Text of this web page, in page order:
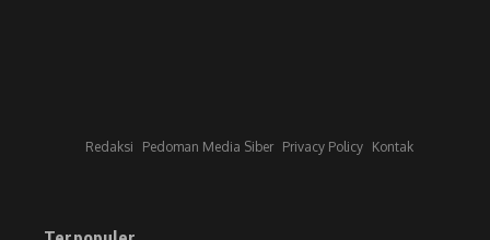
Redaksi Pedoman Media Siber Privacy Policy Kontak